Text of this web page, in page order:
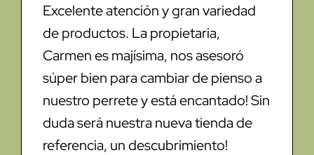
Excelente atención y gran variedad
de productos. La propietaria,
Carmen es majísima, nos asesoró
súper bien para cambiar de pienso a
nuestro perrete y está encantado! Sin
duda será nuestra nueva tienda de
referencia, un descubrimiento!